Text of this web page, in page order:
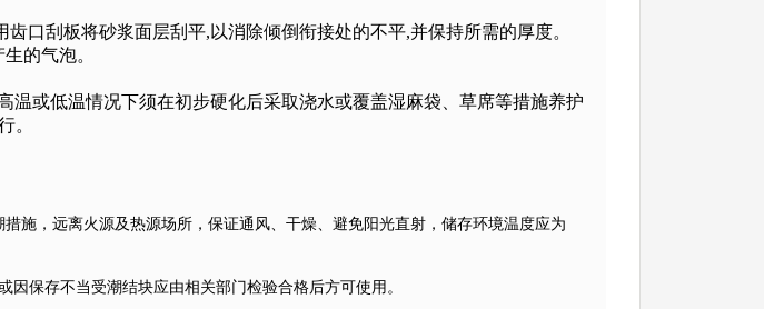
口刮板将砂浆面层刮平,以消除倾倒衔接处的不平,并保持所需的厚度。
生的气泡。
或低温情况下须在初步硬化后采取浇水或覆盖湿麻袋、草席等措施养护
。
施，远离火源及热源场所，保证通风、干燥、避免阳光直射，储存环境温度应为
因保存不当受潮结块应由相关部门检验合格后方可使用。